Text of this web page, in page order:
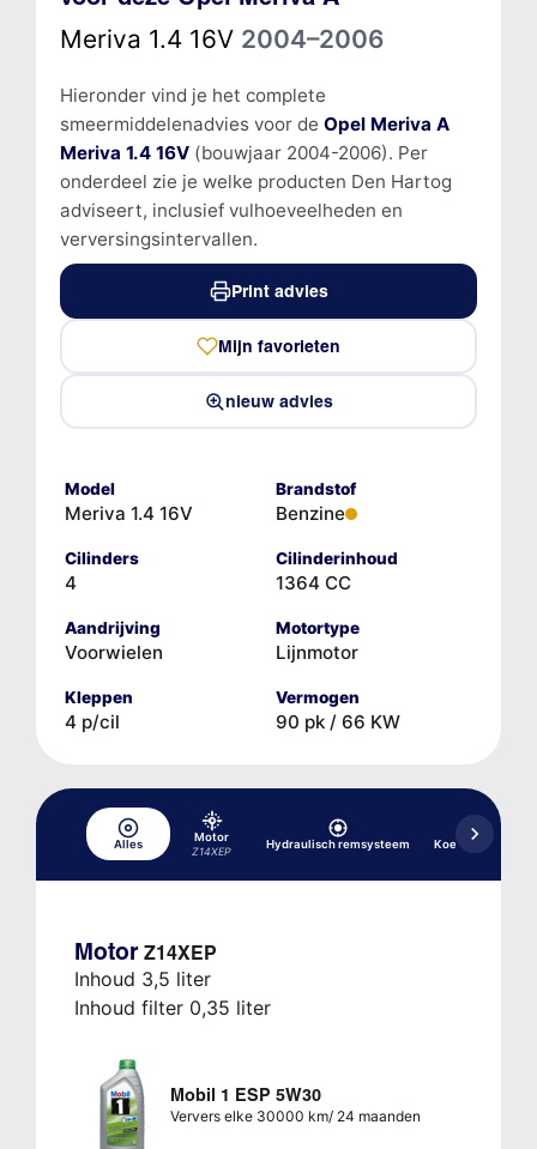
Meriva 1.4 16V 2004–2006
Hieronder vind je het complete
smeermiddelenadvies voor de Opel Meriva A
Meriva 1.4 16V(bouwjaar 2004-2006). Per
onderdeel zie je welke producten Den Hartog
adviseert, inclusief vulhoeveelheden en
verversingsintervallen.
Print advies
Mijn favorieten
nieuw advies
Model
Meriva 1.4 16V
Brandstof
Benzine
Cilinders
4
Cilinderinhoud
1364 CC
Aandrijving
Voorwielen
Motortype
Lijnmotor
Kleppen
4 p/cil
Vermogen
90 pk / 66 KW
Alles
Motor
Z14XEP
Hydraulisch remsysteem Koelsysteem
Motor Z14XEP
Inhoud 3,5 liter
Inhoud filter 0,35 liter
Mobil 1 ESP 5W30
Ververs elke 30000 km/ 24 maanden